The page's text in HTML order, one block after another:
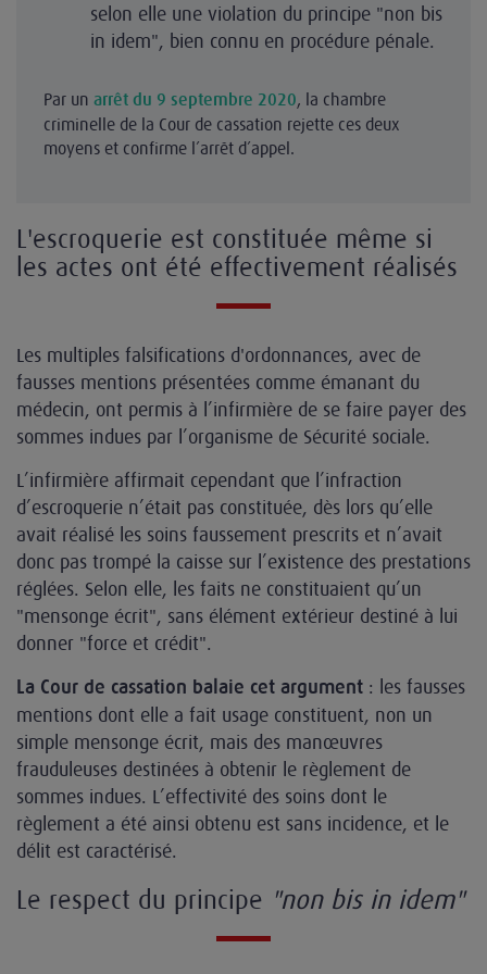
selon elle une violation du principe "non bis
in idem", bien connu en procédure pénale.
Par un arrêt du 9 septembre 2020, la chambre
criminelle de la Cour de cassation rejette ces deux
moyens et confirme l’arrêt d’appel.
L'escroquerie est constituée même si
les actes ont été effectivement réalisés
Les multiples falsifications d'ordonnances, avec de
fausses mentions présentées comme émanant du
médecin, ont permis à l’infirmière de se faire payer des
sommes indues par l’organisme de Sécurité sociale.
L’infirmière affirmait cependant que l’infraction
d’escroquerie n’était pas constituée, dès lors qu’elle
avait réalisé les soins faussement prescrits et n’avait
donc pas trompé la caisse sur l’existence des prestations
réglées. Selon elle, les faits ne constituaient qu’un
"mensonge écrit", sans élément extérieur destiné à lui
donner "force et crédit".
La Cour de cassation balaie cet argument : les fausses
mentions dont elle a fait usage constituent, non un
simple mensonge écrit, mais des manœuvres
frauduleuses destinées à obtenir le règlement de
sommes indues. L’effectivité des soins dont le
règlement a été ainsi obtenu est sans incidence, et le
délit est caractérisé.
Le respect du principe "non bis in idem"